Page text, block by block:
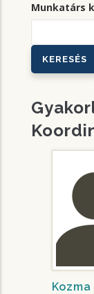
Munkatárs